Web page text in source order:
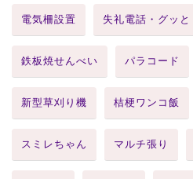
電気柵設置 失礼電話・グッ
鉄板焼せんべい パラコード
新型草刈り機 桔梗ワンコ飯
スミレちゃん マルチ張り